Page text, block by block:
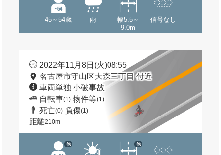
45～54歳 雨
幅5.5～
9.0m
信号なし
2022年11月8日(火)08:55
名古屋市守山区大森三丁目 付近
車両単独 小破事故
自転車(1) 物件等(1)
死亡(0) 負傷(1)
距離210m
他 他